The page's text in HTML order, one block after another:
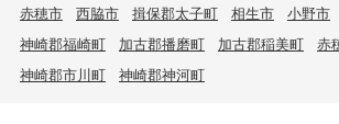
赤穂市
西脇市 揖保郡太子町 相生市 小野市
神崎郡福崎町
加古郡播磨町 加古郡稲美町
赤
神崎郡市川町
神崎郡神河町